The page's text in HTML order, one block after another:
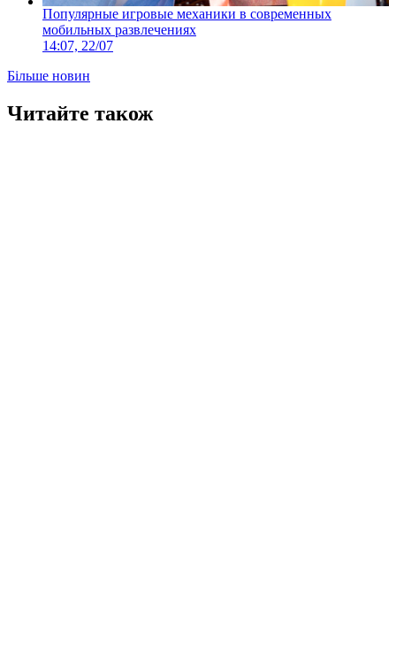
Популярные игровые механики в современных
мобильных развлечениях
14:07, 22/07
Більше новин
Читайте також